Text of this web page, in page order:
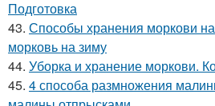
Подготовка
43. Способы хранения моркови
морковь на зиму
44. Уборка и хранение моркови.
45. 4 способа размножения